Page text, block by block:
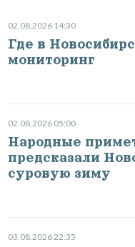
02.08.2026 14:30
Где в
мониторинг
02.08.2026 05:00
Народные
предсказали
суровую зиму
03.08.2026 22:35